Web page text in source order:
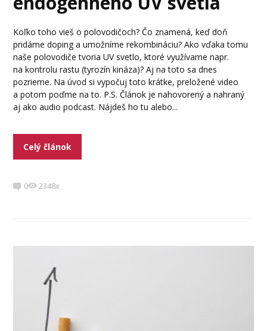
Koľko toho vieš o polovodičoch? Čo znamená, keď doň
pridáme doping a umožníme rekombináciu? Ako vďaka tomu
naše polovodiče tvoria UV svetlo, ktoré využívame napr.
na kontrolu rastu (tyrozín kináza)? Aj na toto sa dnes
pozrieme. Na úvod si vypočuj toto krátke, preložené video
a potom poďme na to. P.S. Článok je nahovorený a nahraný
aj ako audio podcast. Nájdeš ho tu alebo...
Celý článok
0 2348x